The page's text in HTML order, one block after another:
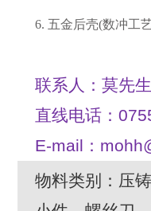
6. 五金后壳(数冲工
联系人：莫先生
直线电话：
E-mail：
物料类别：压